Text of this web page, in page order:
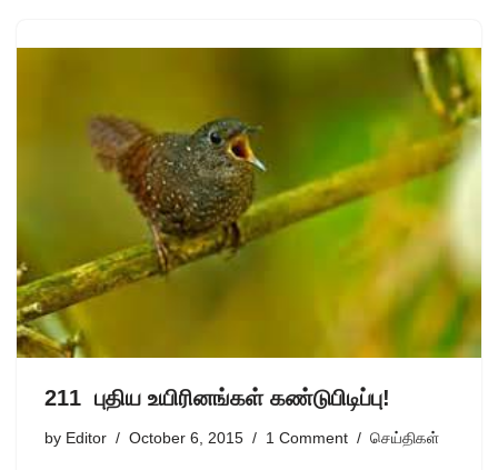
211 புதிய உயிரினங்கள் கண்டுபிடிப்பு!
by Editor October 6, 2015 1 Comment செய்திகள்